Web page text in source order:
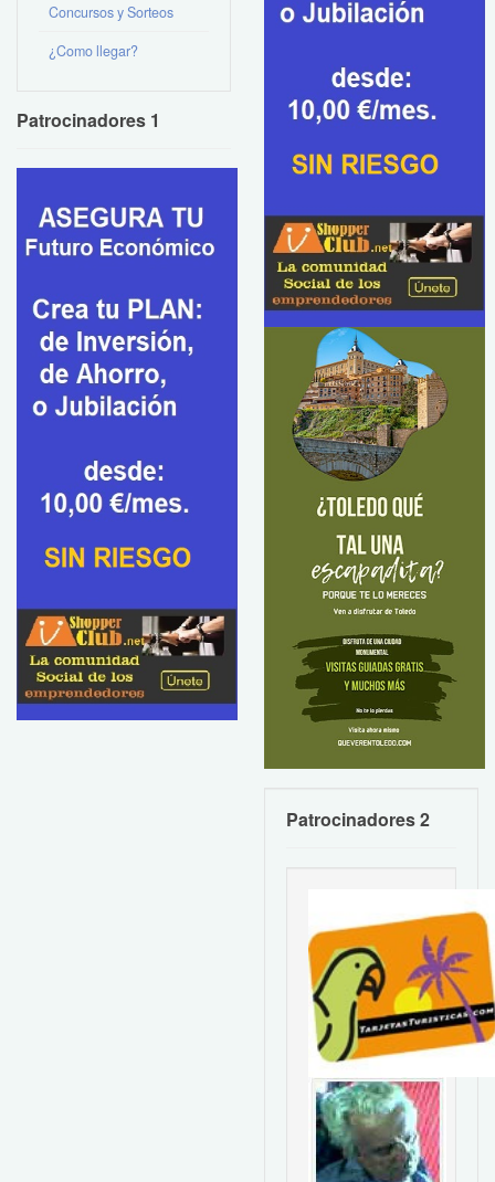
Concursos y Sorteos
¿Como llegar?
Patrocinadores 1
Patrocinadores 2